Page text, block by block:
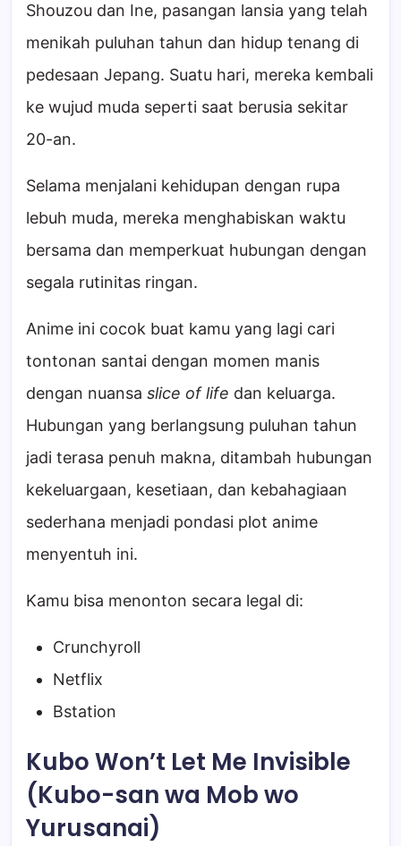
Shouzou dan Ine, pasangan lansia yang telah
menikah puluhan tahun dan hidup tenang di
pedesaan Jepang. Suatu hari, mereka kembali
ke wujud muda seperti saat berusia sekitar
20-an.
Selama menjalani kehidupan dengan rupa
lebuh muda, mereka menghabiskan waktu
bersama dan memperkuat hubungan dengan
segala rutinitas ringan.
Anime ini cocok buat kamu yang lagi cari
tontonan santai dengan momen manis
dengan nuansa slice of life dan keluarga.
Hubungan yang berlangsung puluhan tahun
jadi terasa penuh makna, ditambah hubungan
kekeluargaan, kesetiaan, dan kebahagiaan
sederhana menjadi pondasi plot anime
menyentuh ini.
Kamu bisa menonton secara legal di:
Crunchyroll
Netflix
Bstation
Kubo Won’t Let Me Invisible
(Kubo-san wa Mob wo
Yurusanai)